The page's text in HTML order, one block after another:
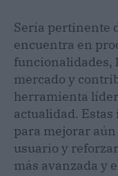
Sería pertinente
encuentra en
funcionalidades,
mercado y
herramienta
actualidad.
para mejorar
usuario y
más avanzada y